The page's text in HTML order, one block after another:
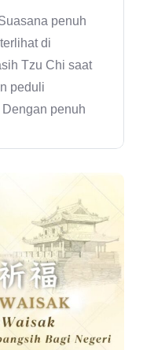
penuh
di
Tzu Chi saat
peduli
penuh